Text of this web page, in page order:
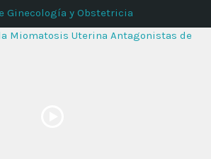
Ginecología y Obstetricia